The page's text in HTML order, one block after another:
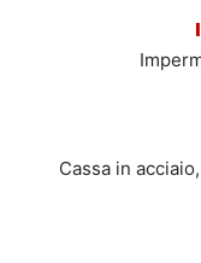
Cassa in